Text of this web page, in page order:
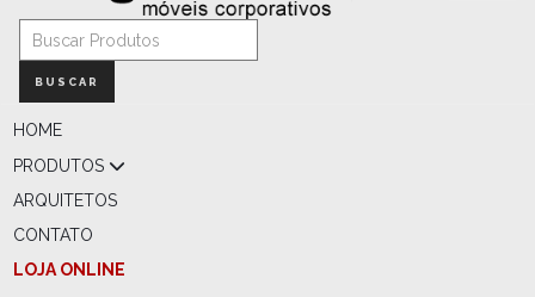
BUSCAR
HOME
PRODUTOS
ARQUITETOS
CONTATO
LOJA ONLINE